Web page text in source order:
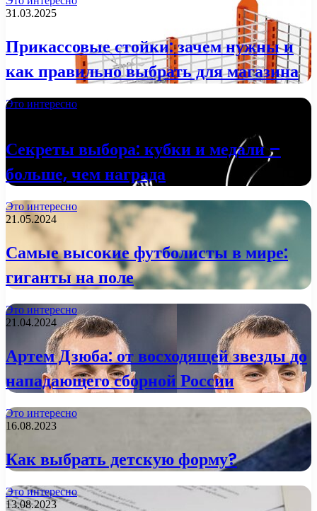
31.03.2025
Прикассовые стойки: зачем нужны и
как правильно выбрать для магазина
Это интересно
Секреты выбора: кубки и медали –
больше, чем награда
Это интересно
21.05.2024
Самые высокие футболисты в мире:
гиганты на поле
Это интересно
21.04.2024
Артем Дзюба: от восходящей звезды до
нападающего сборной России
Это интересно
16.08.2023
Как выбрать детскую форму?
Это интересно
13.08.2023